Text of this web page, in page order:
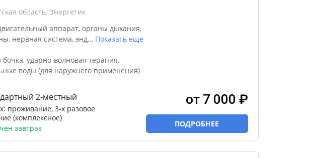
область, Энергетик
аппарат, органы дыхания,
нервная система, энд… Показать еще
бочка, ударно-волновая терапия,
воды (для наружнего применения)
2-местный
проживание, 3-х разовое
(комплексное)
завтрак
от 7 000 ₽
ПОДРОБНЕЕ